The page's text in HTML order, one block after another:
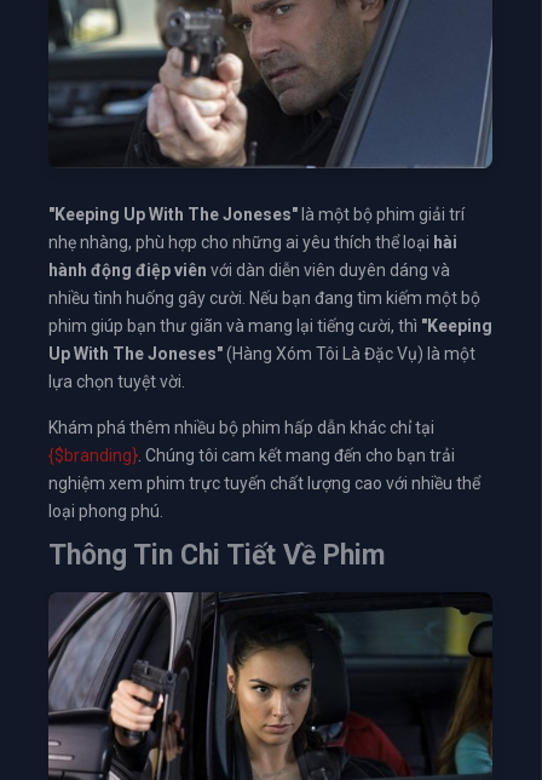
"Keeping Up With The Joneses" là một bộ phim giải trí
nhẹ nhàng, phù hợp cho những ai yêu thích thể loại hài
hành động điệp viên với dàn diễn viên duyên dáng và
nhiều tình huống gây cười. Nếu bạn đang tìm kiếm một bộ
phim giúp bạn thư giãn và mang lại tiếng cười, thì "Keeping
Up With The Joneses"(Hàng Xóm Tôi Là Đặc Vụ) là một
lựa chọn tuyệt vời.
Khám phá thêm nhiều bộ phim hấp dẫn khác chỉ tại
{$branding} . Chúng tôi cam kết mang đến cho bạn trải
nghiệm xem phim trực tuyến chất lượng cao với nhiều thể
loại phong phú.
Thông Tin Chi Tiết Về Phim